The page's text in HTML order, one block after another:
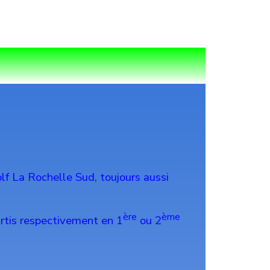
La Rochelle Sud, toujours aussi
respectivement en 1ère ou 2ème